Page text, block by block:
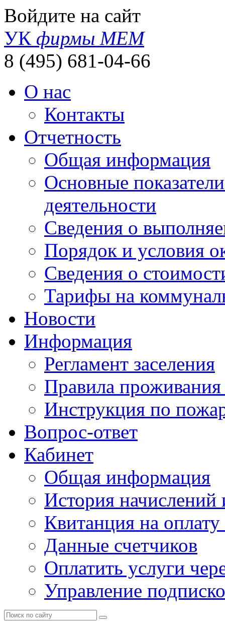
Войдите на сайт
УК фирмы МЕМ
8 (495) 681-04-66
О нас
Контакты
Отчетность
Общая информация
Основные
деятельности
Сведения о
Порядок и условия
Сведения о
Тарифы на
Новости
Информация
Регламент заселения
Правила
Инструкция по
Вопрос-ответ
Кабинет
Общая информация
История начислений
Квитанция на
Данные счетчиков
Оплатить услуги
Управление